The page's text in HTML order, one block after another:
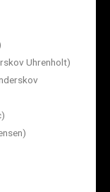
Uhrenholt)